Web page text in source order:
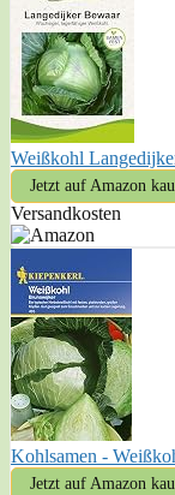
Weißkohl
Jetzt auf Amazon
Versandkosten
Kohlsamen -
Jetzt auf Amazon